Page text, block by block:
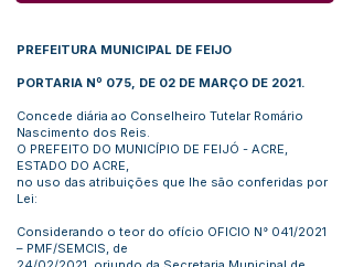
PREFEITURA MUNICIPAL DE FEIJO
PORTARIA Nº 075, DE 02 DE MARÇO DE 2021.
Concede diária ao Conselheiro Tutelar Romário
Nascimento dos Reis.
O PREFEITO DO MUNICÍPIO DE FEIJÓ - ACRE,
ESTADO DO ACRE,
no uso das atribuições que lhe são conferidas por
Lei:
Considerando o teor do ofício OFICIO N° 041/2021
– PMF/SEMCIS, de